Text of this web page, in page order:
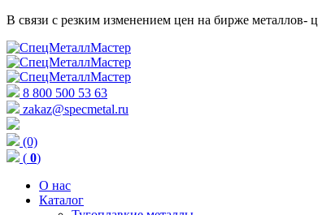
В связи с резким изменением цен на бирже
8 800 500 53 63
zakaz@specmetal.ru
(0)
( 0)
О нас
Каталог